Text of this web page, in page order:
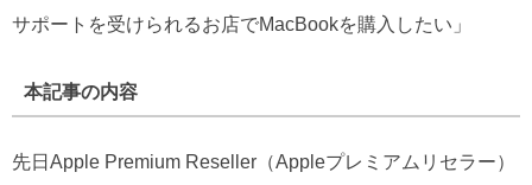
サポートを受けられるお店でMacBookを購入したい」
本記事の内容
先日Apple Premium Reseller（Appleプレミアムリセラー）